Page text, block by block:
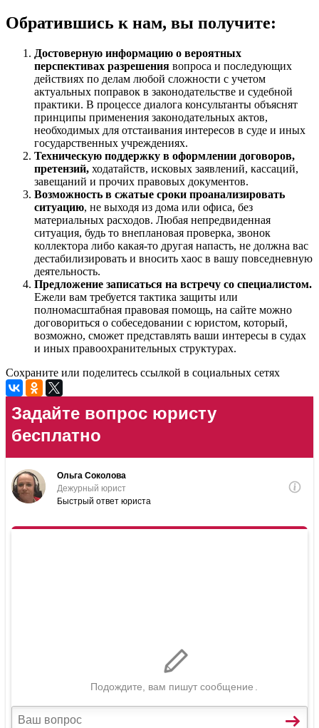
Обратившись к нам, вы получите:
Достоверную информацию о вероятных
перспективах разрешения вопроса и последующих
действиях по делам любой сложности с учетом
актуальных поправок в законодательстве и судебной
практики. В процессе диалога консультанты объяснят
принципы применения законодательных актов,
необходимых для отстаивания интересов в суде и иных
государственных учреждениях.
Техническую поддержку в оформлении договоров,
претензий, ходатайств, исковых заявлений, кассаций,
завещаний и прочих правовых документов.
Возможность в сжатые сроки проанализировать
ситуацию, не выходя из дома или офиса, без
материальных расходов. Любая непредвиденная
ситуация, будь то внеплановая проверка, звонок
коллектора либо какая-то другая напасть, не должна вас
дестабилизировать и вносить хаос в вашу повседневную
деятельность.
Предложение записаться на встречу со специалистом.
Ежели вам требуется тактика защиты или
полномасштабная правовая помощь, на сайте можно
договориться о собеседовании с юристом, который,
возможно, сможет представлять ваши интересы в судах
и иных правоохранительных структурах.
Сохраните или поделитесь ссылкой в социальных сетях